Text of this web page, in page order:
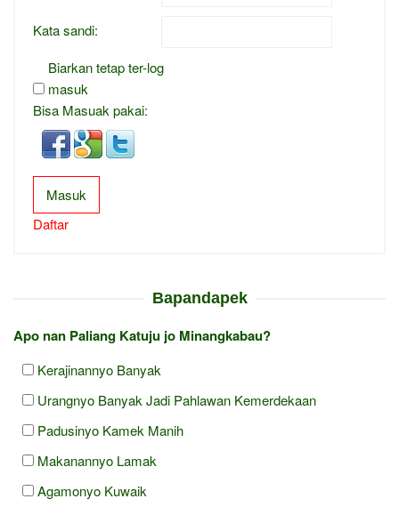
Kata sandi:
Biarkan tetap ter-log
masuk
Bisa Masuak pakai:
Masuk
Daftar
Bapandapek
Apo nan Paliang Katuju jo Minangkabau?
Kerajinannyo Banyak
Urangnyo Banyak Jadi Pahlawan Kemerdekaan
Padusinyo Kamek Manih
Makanannyo Lamak
Agamonyo Kuwaik